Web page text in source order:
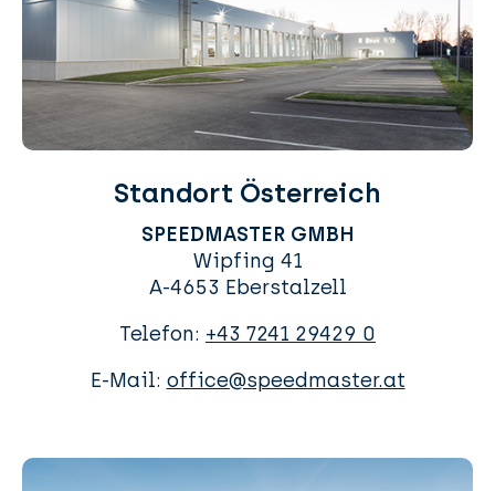
Standort Österreich
SPEEDMASTER GMBH
Wipfing 41
A-4653 Eberstalzell
Telefon: +43 7241 29429 0
E-Mail: office@speedmaster.at